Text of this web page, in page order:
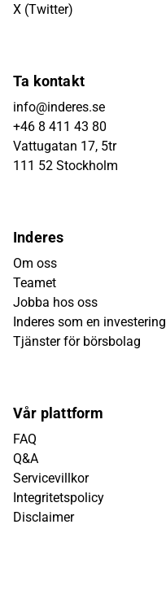
X (Twitter)
Ta kontakt
info@inderes.se
+46 8 411 43 80
Vattugatan 17, 5tr
111 52 Stockholm
Inderes
Om oss
Teamet
Jobba hos oss
Inderes som en investering
Tjänster för börsbolag
Vår plattform
FAQ
Q&A
Servicevillkor
Integritetspolicy
Disclaimer